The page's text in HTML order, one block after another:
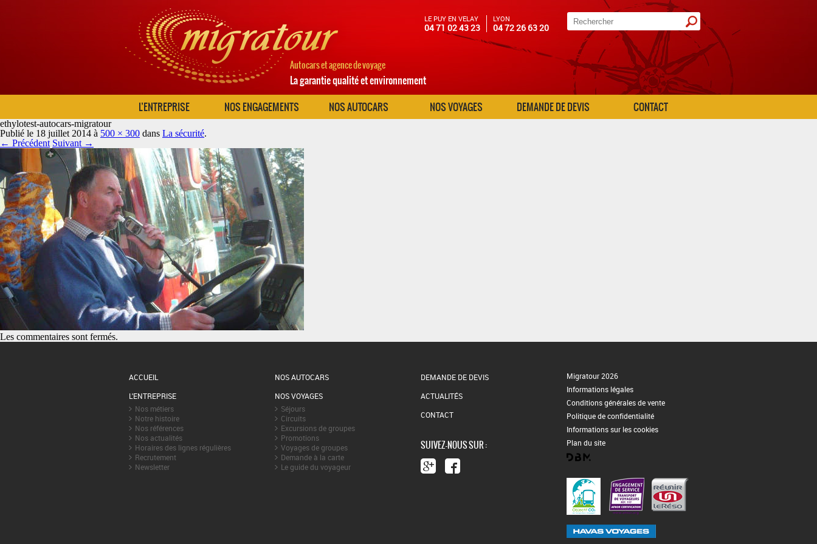
LE PUY EN VELAY
04 71 02 43 23
LYON
04 72 26 63 20
Autocars et agence de voyage
La garantie qualité et environnement
L’ENTREPRISE
NOS ENGAGEMENTS NOS AUTOCARS NOS VOYAGES DEMANDE DE DEVIS CONTACT
ethylotest-autocars-migratour
Publié le 18 juillet 2014 à 500 × 300 dans La sécurité.
← Précédent Suivant →
Les commentaires sont fermés.
ACCUEIL
L'ENTREPRISE
Nos métiers
Notre histoire
Nos références
Nos actualités
Horaires des lignes régulières
Recrutement
Newsletter
NOS AUTOCARS
NOS VOYAGES
Séjours
Circuits
Excursions de groupes
Promotions
Voyages de groupes
Demande à la carte
Le guide du voyageur
DEMANDE DE DEVIS
ACTUALITÉS
CONTACT
SUIVEZ-NOUS SUR :
Migratour 2026
Informations légales
Conditions générales de vente
Politique de confidentialité
Informations sur les cookies
Plan du site